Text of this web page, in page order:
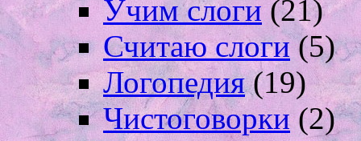
Учим слоги (21)
Считаю слоги(5)
Логопедия(19)
Чистоговорки(2)